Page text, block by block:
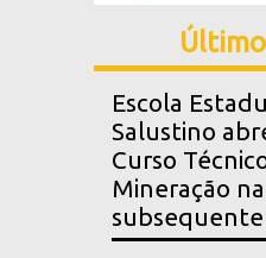
Escola
Salustino
Curso
Mineração
subsequente